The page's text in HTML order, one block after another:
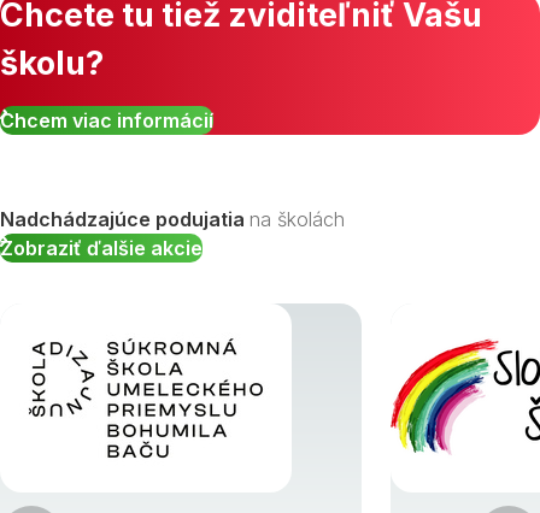
Zobraziť všetky študijné odbory »
Chcete tu tiež zviditeľniť Vašu
školu?
Chcem viac informácií
Nadchádzajúce podujatia na školách
Zobraziť ďalšie akcie